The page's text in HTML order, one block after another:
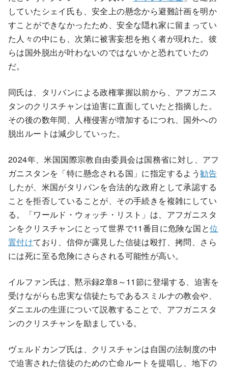
していたシェイ氏も、安全上の懸念から避難計画を明か
すことができなかったため、安全な隠れ家に留まってい
た人々の中にも、次第に被害妄想を抱く者が現れた。彼
らは国外脱出が叶わないのではないかと恐れていたの
だ。
同氏は、タリバンによる政権掌握以前から、アフガニス
タンのクリスチャンは迫害に直面していたと指摘した。
その後の数年間、人権侵害が増加するにつれ、国外への
脱出ルートは減少していった。
2024年、米国国際宗教自由委員会は国務省に対し、アフ
ガニスタンを「特に懸念される国」に指定するよう勧告
したが、米国がタリバンを合法的な政府として承認する
ことを拒否していることが、その手続きを複雑にしてい
る。「ワールド・ウォッチ・リスト」は、アフガニスタ
ンをクリスチャンにとって世界で11番目に危険な国と位
置付けており、信仰が露見した信徒は殴打、拷問、さら
には死に至る危険にさらされる可能性が高い。
イルファン氏は、黙示録2章8～11節に登場する、迫害を
受けながらも忠実な信徒たちであるスミルナの教会や、
ダニエルの生涯について説教することで、アフガニスタ
ンのクリスチャンを励ましている。
ヴェルドカンプ氏は、クリスチャンは自国の法制度の中
で迫害された信徒のための亡命ルートを提唱し、地下の